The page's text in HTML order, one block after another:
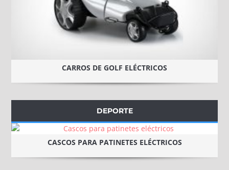
CARROS DE GOLF ELÉCTRICOS
DEPORTE
CASCOS PARA PATINETES ELÉCTRICOS